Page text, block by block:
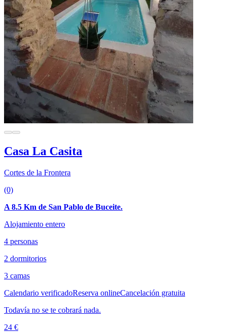
Casa La Casita
Cortes de la Frontera
(0)
A 8.5 Km de San Pablo de Buceite.
Alojamiento entero
4 personas
2 dormitorios
3 camas
Calendario verificadoReserva onlineCancelación gratuita
Todavía no se te cobrará nada.
24 €